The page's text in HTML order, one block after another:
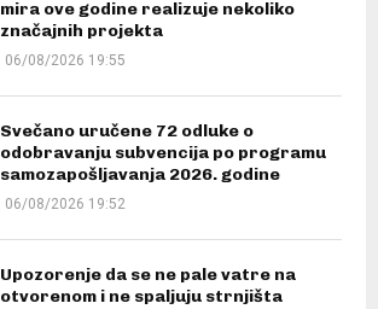
mira ove godine realizuje nekoliko
značajnih projekta
06/08/2026 19:55
Svečano uručene 72 odluke o
odobravanju subvencija po programu
samozapošljavanja 2026. godine
06/08/2026 19:52
Upozorenje da se ne pale vatre na
otvorenom i ne spaljuju strnjišta